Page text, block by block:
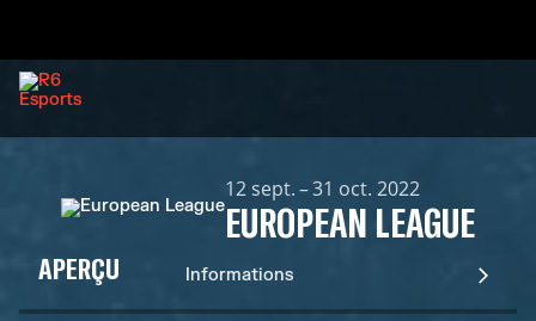
12 sept. – 31 oct. 2022
EUROPEAN LEAGUE
APERÇU Informations